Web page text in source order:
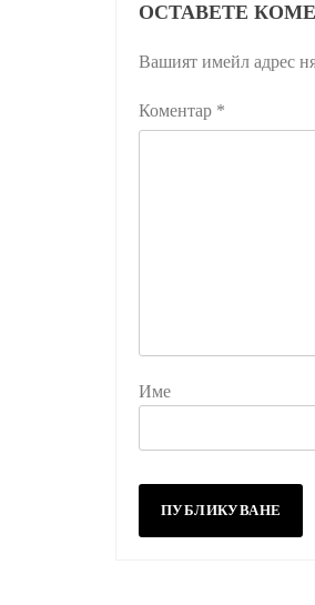
ОСТАВЕТЕ
Вашият имейл адрес
Коментар *
Име